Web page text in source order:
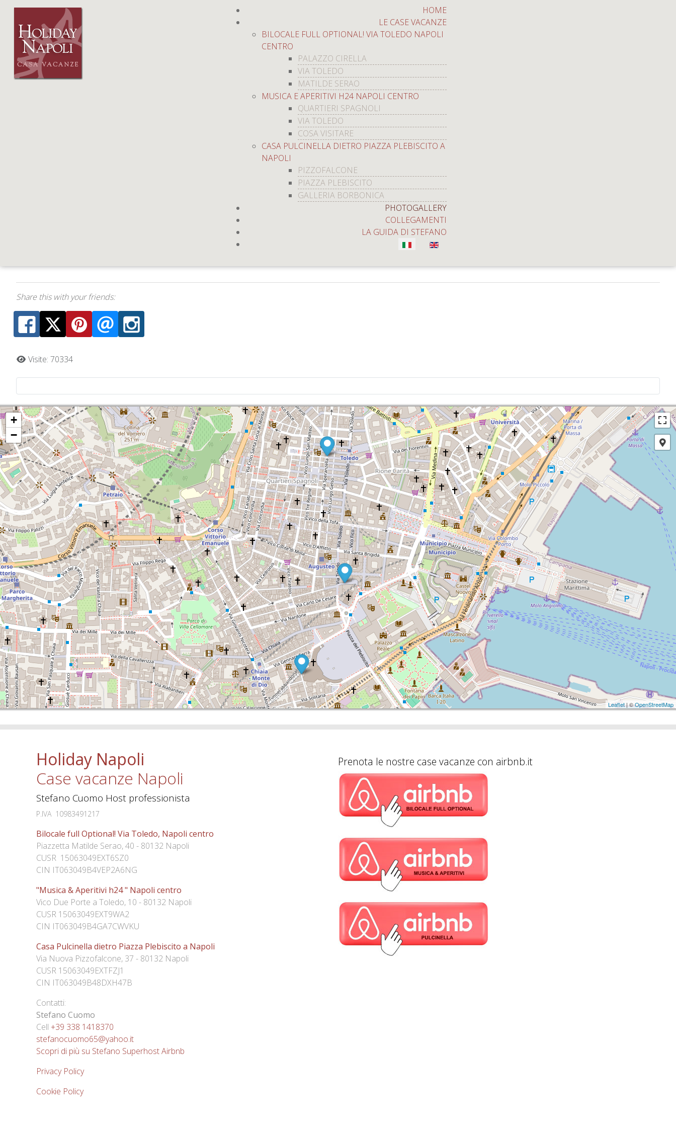
HOME
LE CASE VACANZE
BILOCALE FULL OPTIONAL! VIA TOLEDO NAPOLI
CENTRO
PALAZZO CIRELLA
VIA TOLEDO
MATILDE SERAO
MUSICA E APERITIVI H24 NAPOLI CENTRO
QUARTIERI SPAGNOLI
VIA TOLEDO
COSA VISITARE
CASA PULCINELLA DIETRO PIAZZA PLEBISCITO A
NAPOLI
PIZZOFALCONE
PIAZZA PLEBISCITO
GALLERIA BORBONICA
PHOTOGALLERY
COLLEGAMENTI
LA GUIDA DI STEFANO
Share this with your friends:
Visite: 70334
+
−
Leaflet| ©OpenStreetMap
Holiday Napoli
Case vacanze Napoli
Stefano Cuomo Host professionista
P.IVA 10983491217
Bilocale full Optional! Via Toledo, Napoli centro
Piazzetta Matilde Serao, 40 - 80132 Napoli
CUSR 15063049EXT6SZ0
CIN IT063049B4VEP2A6NG
"Musica & Aperitivi h24 " Napoli centro
Vico Due Porte a Toledo, 10 - 80132 Napoli
CUSR 15063049EXT9WA2
CIN IT063049B4GA7CWVKU
Casa Pulcinella dietro Piazza Plebiscito a Napoli
Via Nuova Pizzofalcone, 37 - 80132 Napoli
CUSR 15063049EXTFZJ1
CIN IT063049B48DXH47B
Contatti:
Stefano Cuomo
Cell +39 338 1418370
stefanocuomo65@yahoo.it
Scopri di più su Stefano Superhost Airbnb
Privacy Policy
Cookie Policy
Prenota le nostre case vacanze con airbnb.it